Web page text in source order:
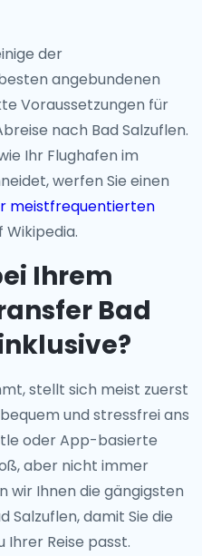
der
angebundenen
Voraussetzungen für
nach Bad Salzuflen.
Ihr Flughafen im
werfen Sie einen
meistfrequentierten
Wikipedia.
Ihrem
Bad
stellt sich meist zuerst
und stressfrei ans
oder App-basierte
aber nicht immer
wir Ihnen die gängigsten
damit Sie die
Ihrer Reise passt.